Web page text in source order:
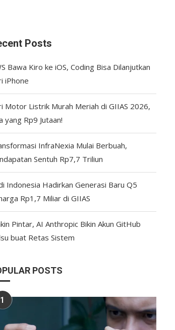
Posts
Bawa Kiro ke iOS, Coding Bisa Dilanjutkan
iPhone
Motor Listrik Murah Meriah di GIIAS 2026,
yang Rp9 Jutaan!
InfraNexia Mulai Berbuah,
Sentuh Rp7,7 Triliun
Indonesia Hadirkan Generasi Baru Q5
Rp1,7 Miliar di GIIAS
Pintar, AI Anthropic Bikin Akun GitHub
buat Retas Sistem
POSTS
1